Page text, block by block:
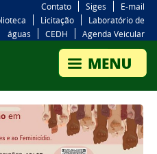
Contato Siges
E-mail
Licitação
Laboratório de
águas
CEDH Agenda Veicular